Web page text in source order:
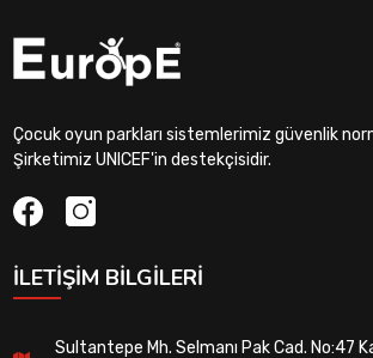
Çocuk oyun parkları sistemlerimiz güvenlik
Şirketimiz UNICEF'in destekçisidir.
İLETIŞIM BILGILERI
Sultantepe Mh. Selmanı Pak Cad. No:47